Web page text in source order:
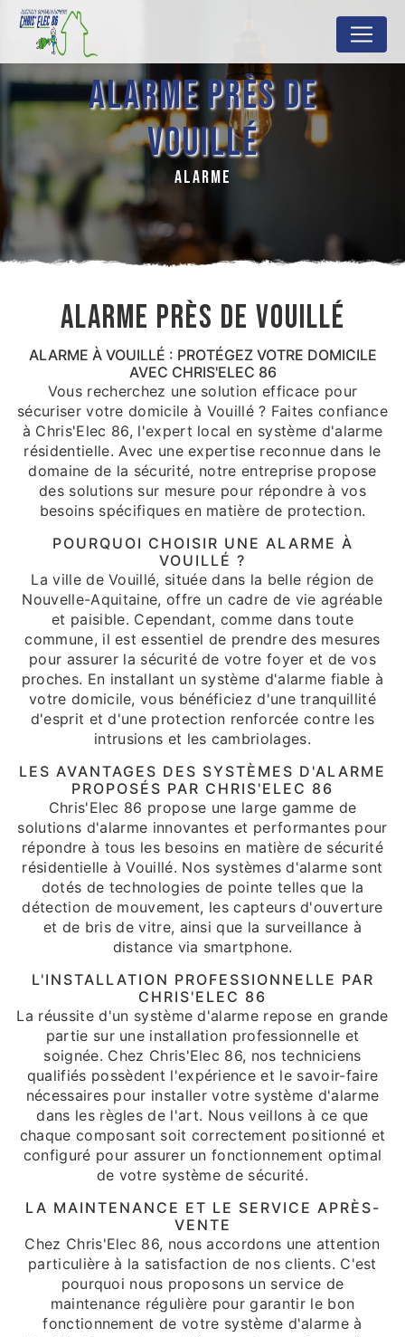
ALARME PRÈS DE
VOUILLÉ
ALARME
ALARME PRÈS DE VOUILLÉ
ALARME À VOUILLÉ : PROTÉGEZ VOTRE DOMICILE
AVEC CHRIS'ELEC 86
Vous recherchez une solution efficace pour
sécuriser votre domicile à Vouillé ? Faites confiance
à Chris'Elec 86, l'expert local en système d'alarme
résidentielle. Avec une expertise reconnue dans le
domaine de la sécurité, notre entreprise propose
des solutions sur mesure pour répondre à vos
besoins spécifiques en matière de protection.
POURQUOI CHOISIR UNE ALARME À
VOUILLÉ ?
La ville de Vouillé, située dans la belle région de
Nouvelle-Aquitaine, offre un cadre de vie agréable
et paisible. Cependant, comme dans toute
commune, il est essentiel de prendre des mesures
pour assurer la sécurité de votre foyer et de vos
proches. En installant un système d'alarme fiable à
votre domicile, vous bénéficiez d'une tranquillité
d'esprit et d'une protection renforcée contre les
intrusions et les cambriolages.
LES AVANTAGES DES SYSTÈMES D'ALARME
PROPOSÉS PAR CHRIS'ELEC 86
Chris'Elec 86 propose une large gamme de
solutions d'alarme innovantes et performantes pour
répondre à tous les besoins en matière de sécurité
résidentielle à Vouillé. Nos systèmes d'alarme sont
dotés de technologies de pointe telles que la
détection de mouvement, les capteurs d'ouverture
et de bris de vitre, ainsi que la surveillance à
distance via smartphone.
L'INSTALLATION PROFESSIONNELLE PAR
CHRIS'ELEC 86
La réussite d'un système d'alarme repose en grande
partie sur une installation professionnelle et
soignée. Chez Chris'Elec 86, nos techniciens
qualifiés possèdent l'expérience et le savoir-faire
nécessaires pour installer votre système d'alarme
dans les règles de l'art. Nous veillons à ce que
chaque composant soit correctement positionné et
configuré pour assurer un fonctionnement optimal
de votre système de sécurité.
LA MAINTENANCE ET LE SERVICE APRÈS-
VENTE
Chez Chris'Elec 86, nous accordons une attention
particulière à la satisfaction de nos clients. C'est
pourquoi nous proposons un service de
maintenance régulière pour garantir le bon
fonctionnement de votre système d'alarme à
Panneau de gestion des cookies